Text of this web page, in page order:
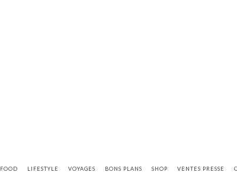
FOOD LIFESTYLE VOYAGES BONS PLANS SHOP VENTES PRESSE